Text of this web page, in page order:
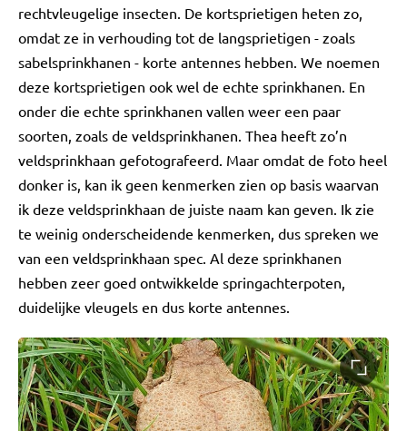
rechtvleugelige insecten. De kortsprietigen heten zo,
omdat ze in verhouding tot de langsprietigen - zoals
sabelsprinkhanen - korte antennes hebben. We noemen
deze kortsprietigen ook wel de echte sprinkhanen. En
onder die echte sprinkhanen vallen weer een paar
soorten, zoals de veldsprinkhanen. Thea heeft zo’n
veldsprinkhaan gefotografeerd. Maar omdat de foto heel
donker is, kan ik geen kenmerken zien op basis waarvan
ik deze veldsprinkhaan de juiste naam kan geven. Ik zie
te weinig onderscheidende kenmerken, dus spreken we
van een veldsprinkhaan spec. Al deze sprinkhanen
hebben zeer goed ontwikkelde springachterpoten,
duidelijke vleugels en dus korte antennes.